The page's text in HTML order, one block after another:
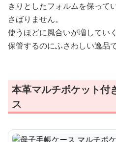
きりとしたフォルムを保って
さばりません。
使うほどに風合いが増してい
保管するのにふさわしい逸品で
本革マルチポケット付
ス